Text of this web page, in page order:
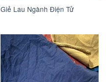
Giẻ Lau Ngành Điện Tử